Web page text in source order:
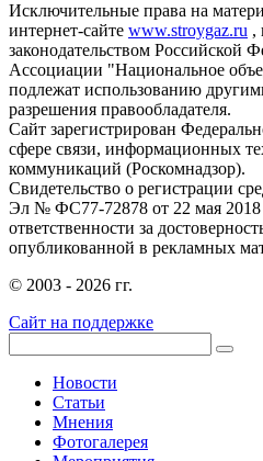
Исключительные права на
интернет-сайте www.stroygaz.ru ,
законодательством Российской
Ассоциации "Национальное
подлежат использованию
разрешения правообладателя.
Сайт зарегистрирован
сфере связи, информационных
коммуникаций (Роскомнадзор).
Свидетельство о регистрации
Эл № ФС77-72878 от 22 мая 2018
ответственности за
опубликованной в рекламных
© 2003 - 2026 гг.
Сайт на поддержке
Новости
Статьи
Мнения
Фотогалерея